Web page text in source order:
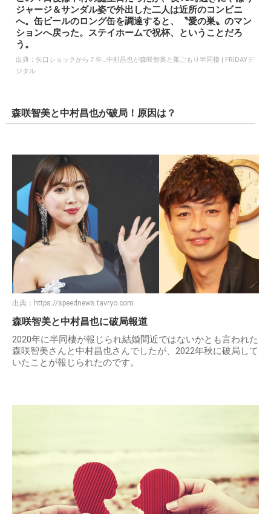
ジャージ＆サンダル姿で外出した二人は近所のコンビニ
へ。缶ビールのロング缶を調達すると、〝愛の巣〟のマン
ションへ戻った。ステイホームで祝杯、ということだろ
う。
出典： 矢口ショックから７年…中村昌也が森咲智美と巣ごもり半同棲 | FRIDAYデ
ジタル
森咲智美と中村昌也が破局！原因は？
出典： https://speednews.tavryo.com
森咲智美と中村昌也に破局報道
2020年に半同棲が報じられ結婚間近ではないかとも言われた
森咲智美さんと中村昌也さんでしたが、2022年秋に破局して
いたことが報じられたのです。